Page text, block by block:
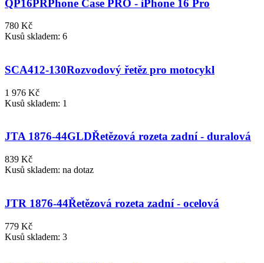
QP16PRPhone Case PRO - iPhone 16 Pro
780 Kč
Kusů skladem: 6
SCA412-130Rozvodový řetěz pro motocykl
1 976 Kč
Kusů skladem: 1
JTA 1876-44GLDŘetězová rozeta zadní - duralová
839 Kč
Kusů skladem: na dotaz
JTR 1876-44Řetězová rozeta zadní - ocelová
779 Kč
Kusů skladem: 3